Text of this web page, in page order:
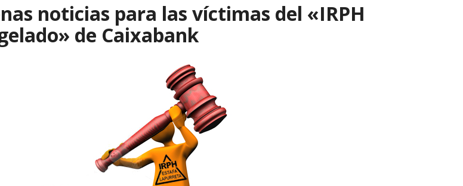
noticias para las víctimas del «IRPH
de Caixabank